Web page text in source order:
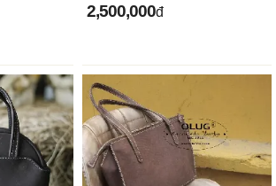
2,500,000đ